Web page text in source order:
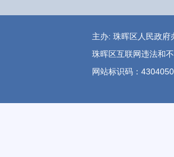
主办: 珠晖区人
珠晖区互联网违法和
网站标识码：